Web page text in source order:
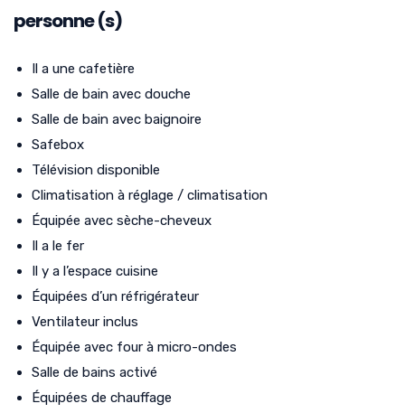
personne (s)
Il a une cafetière
Salle de bain avec douche
Salle de bain avec baignoire
Safebox
Télévision disponible
Climatisation à réglage / climatisation
Équipée avec sèche-cheveux
Il a le fer
Il y a l’espace cuisine
Équipées d’un réfrigérateur
Ventilateur inclus
Équipée avec four à micro-ondes
Salle de bains activé
Équipées de chauffage